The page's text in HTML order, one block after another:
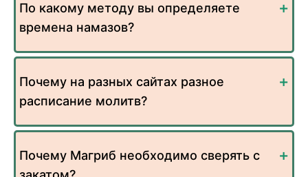
По какому методу вы определяете
времена намазов?
Почему на разных сайтах разное
расписание молитв?
Почему Магриб необходимо сверять с